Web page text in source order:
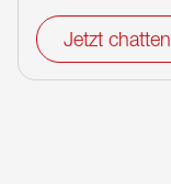
Jetzt chatten